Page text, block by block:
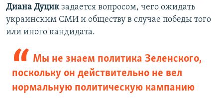
Диана Дуцикзадается вопросом, чего ожидать
украинским СМИ и обществу в случае победы того
или иного кандидата.
Мы не знаем политика Зеленского,
поскольку он действительно не вел
нормальную политическую кампанию